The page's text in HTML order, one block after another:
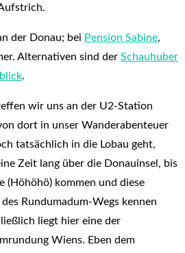
der Donau; bei Pension Sabine,
Alternativen sind der Schauhuber
.
wir uns an der U2-Station
dort in unser Wanderabenteuer
tatsächlich in die Lobau geht,
Zeit lang über die Donauinsel, bis
(Höhöhö) kommen und diese
Rundumadum-Wegs kennen
liegt hier eine der
Wiens. Eben dem